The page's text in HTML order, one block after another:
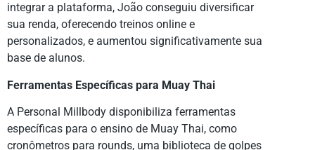
integrar a plataforma, João conseguiu diversificar
sua renda, oferecendo treinos online e
personalizados, e aumentou significativamente sua
base de alunos.
Ferramentas Específicas para Muay Thai
A Personal Millbody disponibiliza ferramentas
específicas para o ensino de Muay Thai, como
cronômetros para rounds, uma biblioteca de golpes